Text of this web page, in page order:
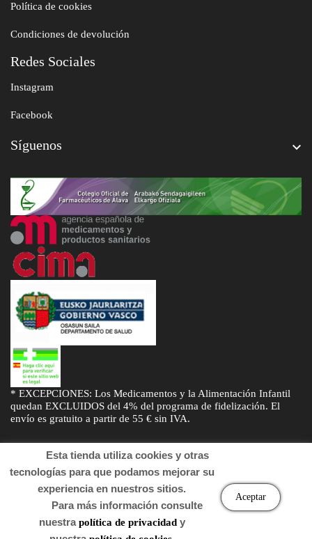
Política de cookies
Condiciones de devolución
Redes Sociales
Instagram
Facebook
Síguenos 
* EXCEPCIONES: Los Medicamentos y la Alimentación Infantil
quedan EXCLUIDOS del 4% del programa de fidelización. El
envío es gratuito a partir de 55 € sin IVA.
Esta tienda utiliza cookies y otras
tecnologías para que podamos mejorar su
experiencia en nuestros sitios.
Para más información consulte
nuestrapolítica de privacidady
Aceptar
© Desarrollado porSogifaryDTD Soluciones
. Derechos de autor
2022 Farmacia.